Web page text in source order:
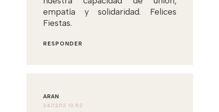
empatía y solidaridad. Felices
Fiestas.
RESPONDER
ARAN
24/12/12 13:52